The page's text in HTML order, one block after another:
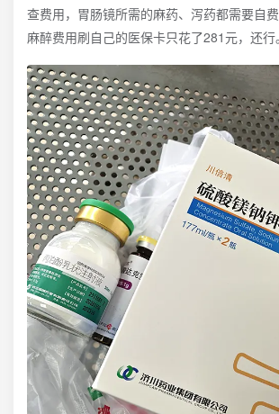
查费用，胃肠镜所需的麻药、泻药都需要自
麻醉费用刷自己的医保卡只花了281元，还行。